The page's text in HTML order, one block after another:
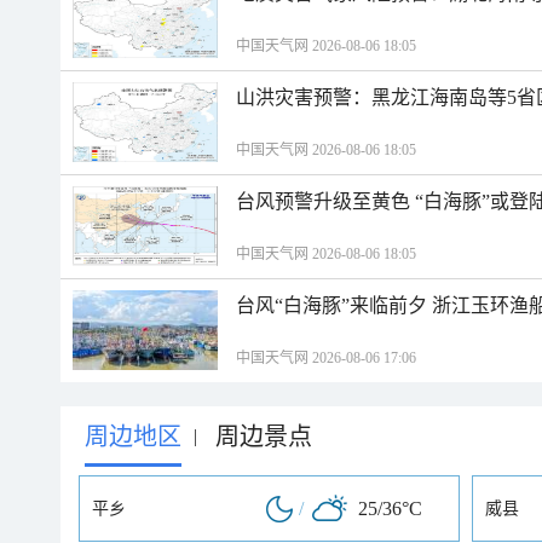
中国天气网 2026-08-06 18:05
山洪灾害预警：黑龙江海南岛等5
中国天气网 2026-08-06 18:05
台风预警升级至黄色 “白海豚”或登
中国天气网 2026-08-06 18:05
台风“白海豚”来临前夕 浙江玉环渔
中国天气网 2026-08-06 17:06
周边地区 | 周边景点
平乡 / 25/36°C 威县